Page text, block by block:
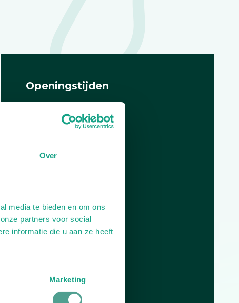
Over
media te bieden en om ons
partners voor social
informatie die u aan ze heeft
Marketing
Openingstijden
Plan je route